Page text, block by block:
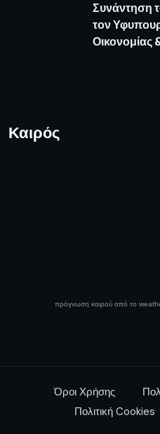
Συνάντηση
τον
Οικονομίας
Καιρός
πρόγνωση καιρού από το
Όροι Χρήσης
Πολιτική Cookies